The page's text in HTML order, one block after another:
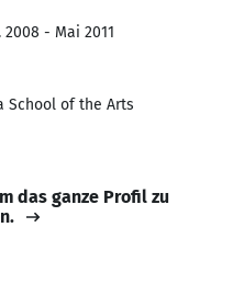
2008 - Mai 2011
School of the Arts
das ganze Profil zu